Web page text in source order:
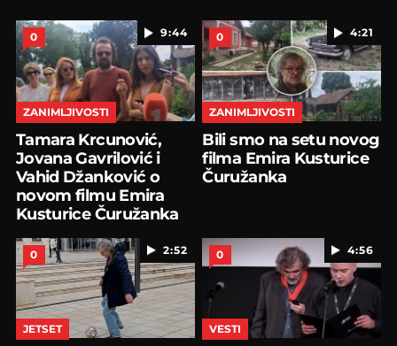
9:44
0
ZANIMLJIVOSTI
Tamara Krcunović,
Jovana Gavrilović i
Vahid Džanković o
novom filmu Emira
Kusturice Čuružanka
4:21
0
ZANIMLJIVOSTI
Bili smo na setu novog
filma Emira Kusturice
Čuružanka
2:52
0
JETSET
4:56
0
VESTI